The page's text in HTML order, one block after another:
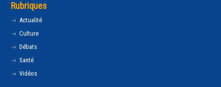
Rubriques
Actualité
Culture
Débats
Santé
Vidéos